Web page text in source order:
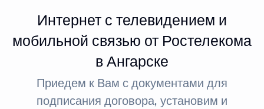
Интернет с телевидением и
мобильной связью от Ростелекома
в Ангарске
Приедем к Вам с документами для
подписания договора, установим и